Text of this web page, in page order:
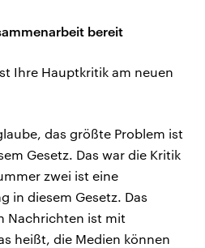
bereit
Ihre Hauptkritik am neuen
das größte Problem ist
Gesetz. Das war die Kritik
zwei ist eine
in diesem Gesetz. Das
Nachrichten ist mit
heißt, die Medien können